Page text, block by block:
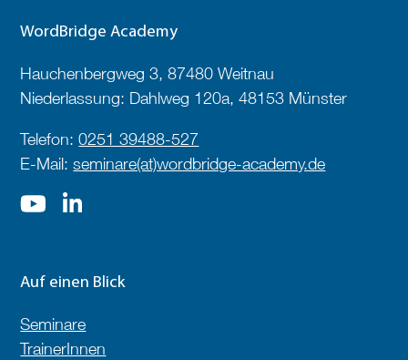
WordBridge Academy
Hauchenbergweg 3, 87480 Weitnau
Niederlassung: Dahlweg 120a, 48153 Münster
Telefon:0251 39488-527
E-Mail:seminare(at)wordbridge-academy.de
Auf einen Blick
Seminare
TrainerInnen